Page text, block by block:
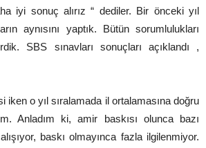
iyi sonuç alırız “ dediler. Bir önceki yıl
aynısını yaptık. Bütün sorumlulukları
SBS sınavları sonuçları açıklandı ,
iken o yıl sıralamada il ortalamasına doğru
Anladım ki, amir baskısı olunca bazı
baskı olmayınca fazla ilgilenmiyor.